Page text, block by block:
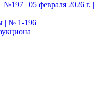
| 05 февраля 2026 г. |
| № 1-196